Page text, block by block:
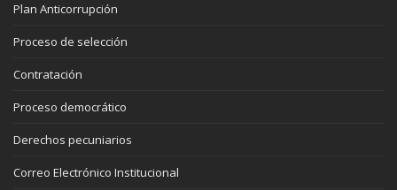
Plan Anticorrupción
Proceso de selección
Contratación
Proceso democrático
Derechos pecuniarios
Correo Electrónico Institucional